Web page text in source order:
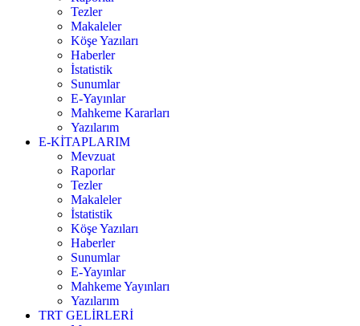
Tezler
Makaleler
Köşe Yazıları
Haberler
İstatistik
Sunumlar
E-Yayınlar
Mahkeme Kararları
Yazılarım
E-KİTAPLARIM
Mevzuat
Raporlar
Tezler
Makaleler
İstatistik
Köşe Yazıları
Haberler
Sunumlar
E-Yayınlar
Mahkeme Yayınları
Yazılarım
TRT GELİRLERİ